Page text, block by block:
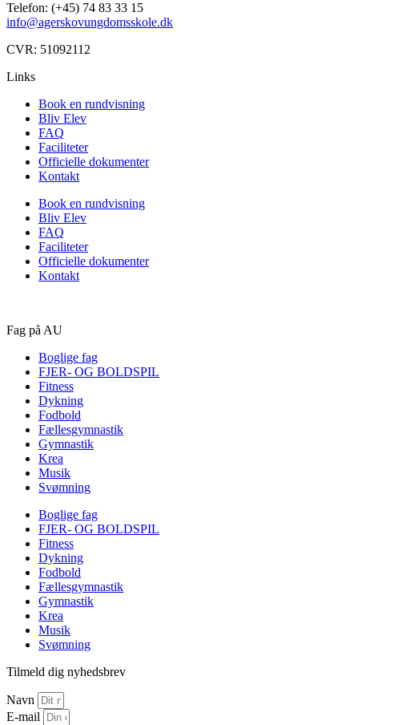
Telefon: (+45) 74 83 33 15
info@agerskovungdomsskole.dk
CVR: 51092112
Links
Book en rundvisning
Bliv Elev
FAQ
Faciliteter
Officielle dokumenter
Kontakt
Book en rundvisning
Bliv Elev
FAQ
Faciliteter
Officielle dokumenter
Kontakt
Fag på AU
Boglige fag
FJER- OG BOLDSPIL
Fitness
Dykning
Fodbold
Fællesgymnastik
Gymnastik
Krea
Musik
Svømning
Boglige fag
FJER- OG BOLDSPIL
Fitness
Dykning
Fodbold
Fællesgymnastik
Gymnastik
Krea
Musik
Svømning
Tilmeld dig nyhedsbrev
Navn
E-mail